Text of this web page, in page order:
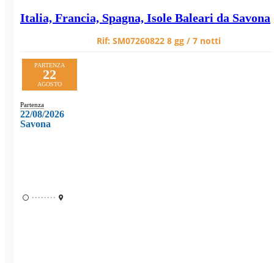
Italia, Francia, Spagna, Isole Baleari da Savona
Rif: SM07260822 8 gg / 7 notti
PARTENZA
22
AGOSTO
Partenza
22/08/2026
Savona
••••••••